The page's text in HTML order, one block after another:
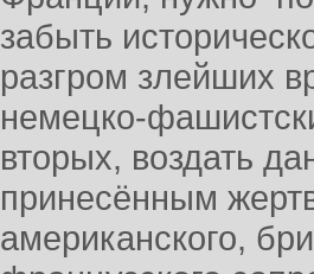
забыть
разгром злейших
немецко-
вторых, воздать
принесённым
американского,